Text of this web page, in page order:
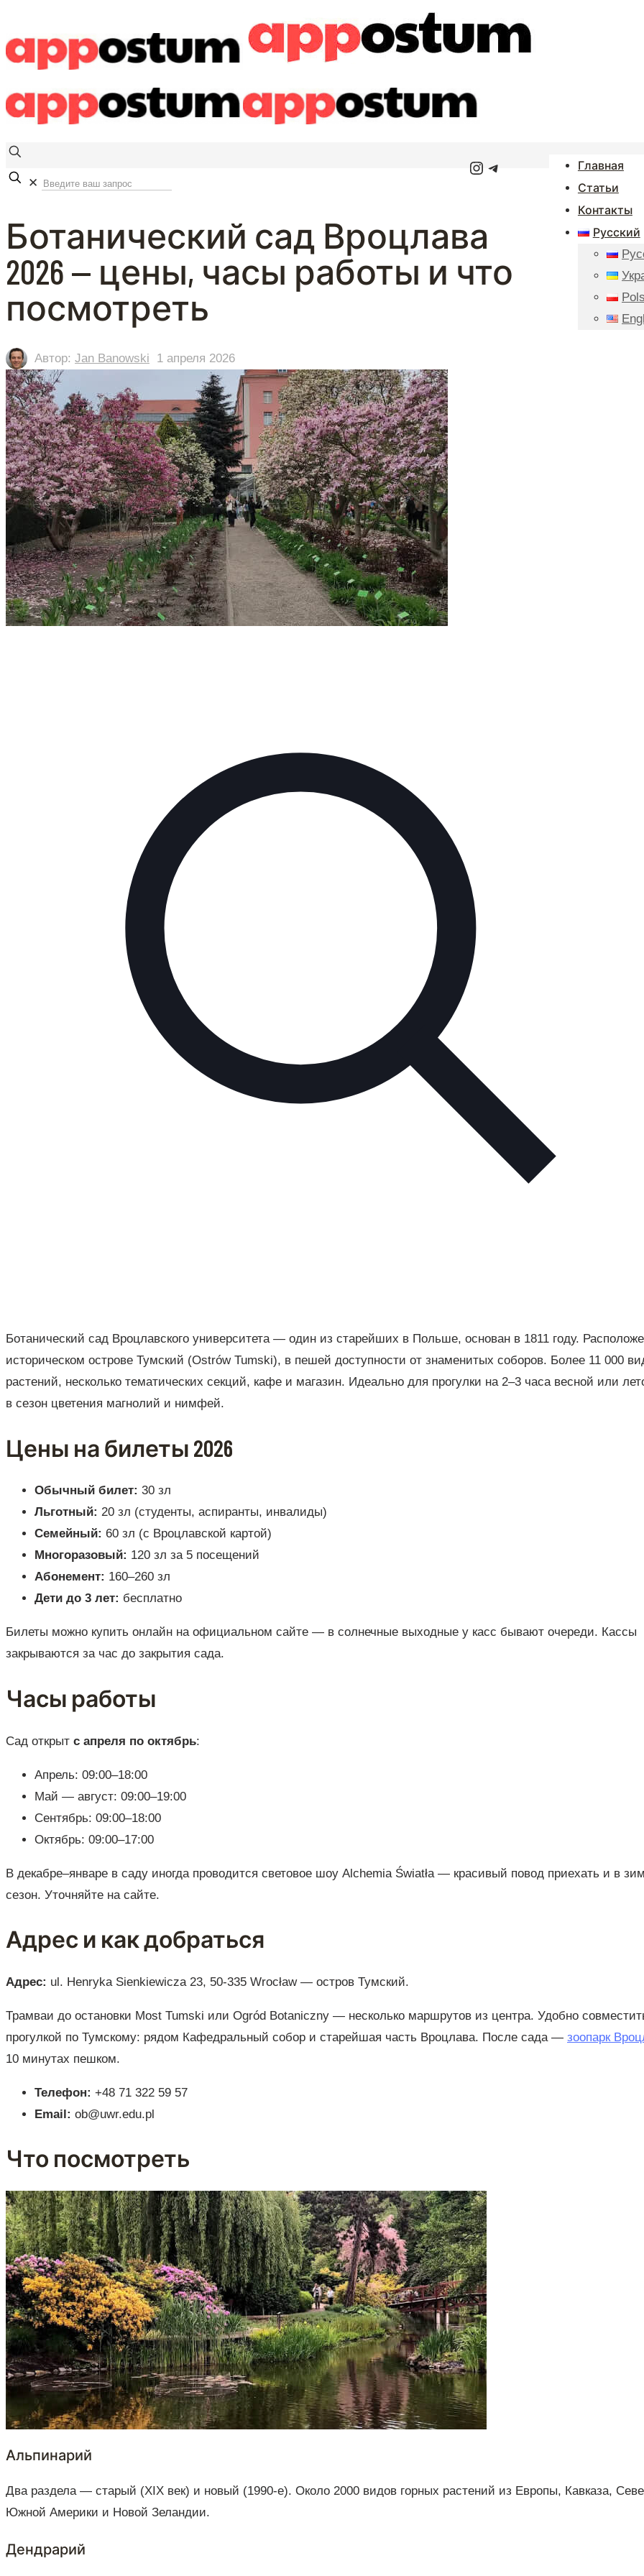
Главная
Статьи
Контакты
Русский
Instagram
Telegram
✕
Ботанический сад Вроцлава
2026 — цены, часы работы и что
посмотреть
Автор: Jan Banowski 1 апреля 2026
Ботанический сад Вроцлавского университета — один из старейших в Польше, основан в 1811 году.
историческом острове Тумский (Ostrów Tumski), в пешей доступности от знаменитых соборов. Более 11 000
растений, несколько тематических секций, кафе и магазин. Идеально для прогулки на 2–3 часа весной или
в сезон цветения магнолий и нимфей.
Цены на билеты 2026
Обычный билет: 30 зл
Льготный: 20 зл (студенты, аспиранты, инвалиды)
Семейный: 60 зл (с Вроцлавской картой)
Многоразовый: 120 зл за 5 посещений
Абонемент: 160–260 зл
Дети до 3 лет: бесплатно
Билеты можно купить онлайн на официальном сайте — в солнечные выходные у касс бывают очереди. Кассы
закрываются за час до закрытия сада.
Часы работы
Сад открыт с апреля по октябрь:
Апрель: 09:00–18:00
Май — август: 09:00–19:00
Сентябрь: 09:00–18:00
Октябрь: 09:00–17:00
В декабре–январе в саду иногда проводится световое шоу Alchemia Światła — красивый повод приехать и в
сезон. Уточняйте на сайте.
Адрес и как добраться
Адрес: ul. Henryka Sienkiewicza 23, 50-335 Wrocław — остров Тумский.
Трамваи до остановки Most Tumski или Ogród Botaniczny — несколько маршрутов из центра. Удобно
прогулкой по Тумскому: рядом Кафедральный собор и старейшая часть Вроцлава. После сада — зоопарк
10 минутах пешком.
Телефон: +48 71 322 59 57
Email: ob@uwr.edu.pl
Что посмотреть
Альпинарий
Два раздела — старый (XIX век) и новый (1990-е). Около 2000 видов горных растений из Европы, Кавказа,
Южной Америки и Новой Зеландии.
Дендрарий